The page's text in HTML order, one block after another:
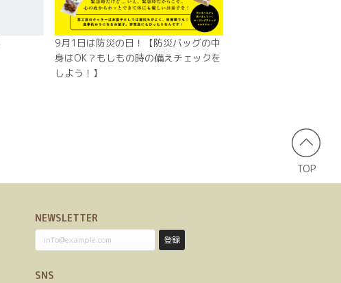
9月1日は防災の日！【防災バッグの中
身はOK？もしもの時の備えチェックを
しよう！】
TOP
NEWSLETTER
登録
SNS